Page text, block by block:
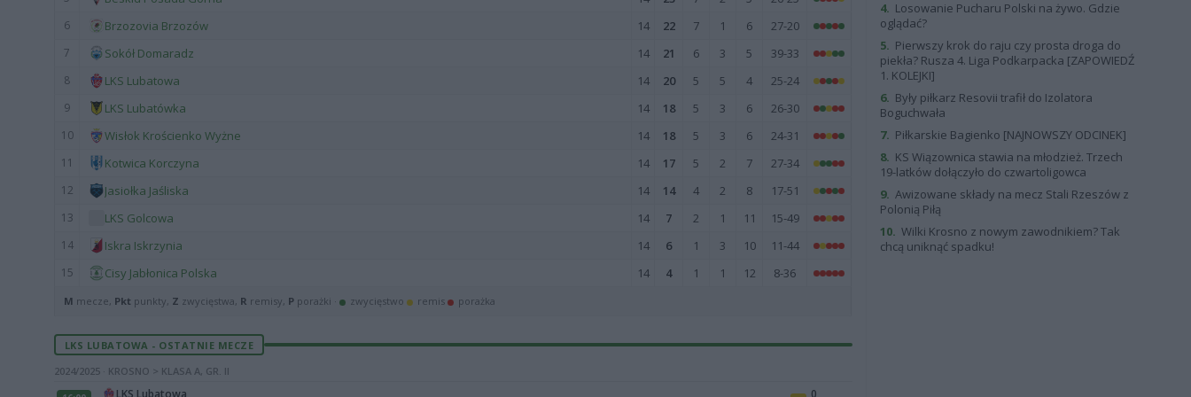
6 Brzozovia Brzozów 14 22 7 1 6 27-20
7 Sokół Domaradz 14 21 6 3 5 39-33
8 LKS Lubatowa 14 20 5 5 4 25-24
9 LKS Lubatówka 14 18 5 3 6 26-30
10 Wisłok Krościenko Wyżne 14 18 5 3 6 24-31
11 Kotwica Korczyna 14 17 5 2 7 27-34
12 Jasiołka Jaśliska 14 14 4 2 8 17-51
13 LKS Golcowa 14 7 2 1 11 15-49
14 Iskra Iskrzynia 14 6 1 3 10 11-44
15 Cisy Jabłonica Polska 14 4 1 1 12 8-36
M mecze, Pkt punkty, Z zwycięstwa, R remisy, P porażki · zwycięstwo remis porażka
LKS LUBATOWA - OSTATNIE MECZE
2024/2025 · KROSNO > KLASA A, GR. II
LKS Lubatowa 0
4. Losowanie Pucharu Polski na żywo. Gdzie
oglądać?
5. Pierwszy krok do raju czy prosta droga do
piekła? Rusza 4. Liga Podkarpacka [ZAPOWIEDŹ
1. KOLEJKI]
6. Były piłkarz Resovii trafił do Izolatora
Boguchwała
7. Piłkarskie Bagienko [NAJNOWSZY ODCINEK]
8. KS Wiązownica stawia na młodzież. Trzech
19-latków dołączyło do czwartoligowca
9. Awizowane składy na mecz Stali Rzeszów z
Polonią Piłą
10. Wilki Krosno z nowym zawodnikiem? Tak
chcą uniknąć spadku!